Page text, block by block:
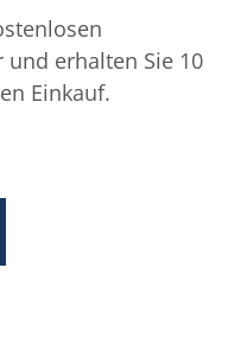
und erhalten Sie 10
Einkauf.